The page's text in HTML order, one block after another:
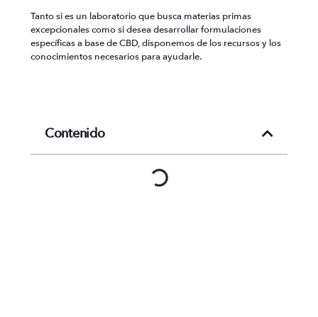
Tanto si es un laboratorio que busca materias primas
excepcionales como si desea desarrollar formulaciones
específicas a base de CBD, disponemos de los recursos y los
conocimientos necesarios para ayudarle.
Contenido